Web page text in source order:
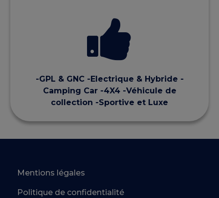
-GPL & GNC -Electrique & Hybride -
Camping Car -4X4 -Véhicule de
collection -Sportive et Luxe
Mentions légales
Politique de confidentialité